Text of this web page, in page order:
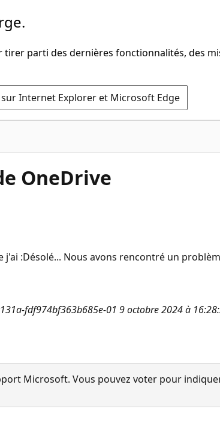
parti des dernières fonctionnalités, des
Internet Explorer et Microsoft Edge
OneDrive
:Désolé... Nous avons rencontré un
fdf974bf363b685e-01 9 octobre 2024 à
Microsoft. Vous pouvez voter pour